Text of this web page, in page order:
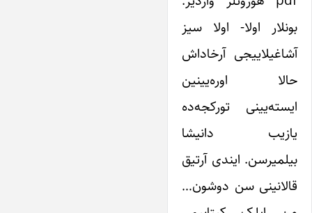
بونلار اولا- اولا سیز
آشاغیلاییجی آرخاداش
حالا اوره‌یینین
ایسته‌یینی تورکجه‌ده
یازیب دانیشا
بیلمیرسن. ایندی آرتیق
قالانینی سن دوشون…